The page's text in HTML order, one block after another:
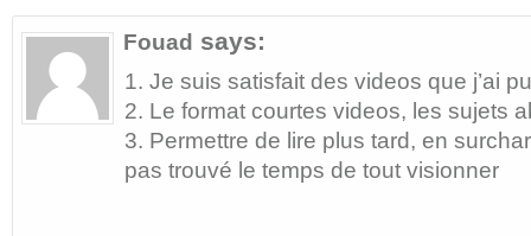
Fouad says:
1. Je suis satisfait des videos que j’ai
2. Le format courtes videos, les sujets
3. Permettre de lire plus tard, en
pas trouvé le temps de tout visionner